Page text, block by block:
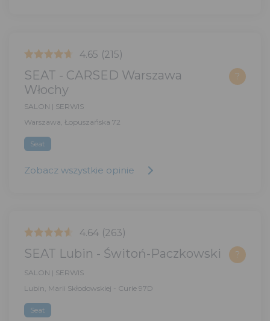
4.65 (215)
SEAT - CARSED Warszawa
Włochy
?
SALON | SERWIS
Warszawa, Łopuszańska 72
Seat
Zobacz wszystkie opinie
4.64 (263)
SEAT Lubin - Świtoń-Paczkowski ?
SALON | SERWIS
Lubin, Marii Skłodowskiej - Curie 97D
Seat